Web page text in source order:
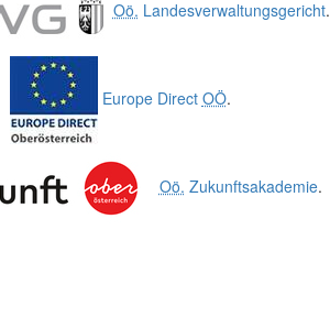
Oö. Landesverwaltungsgericht.
Europe Direct OÖ.
Oö. Zukunftsakademie.